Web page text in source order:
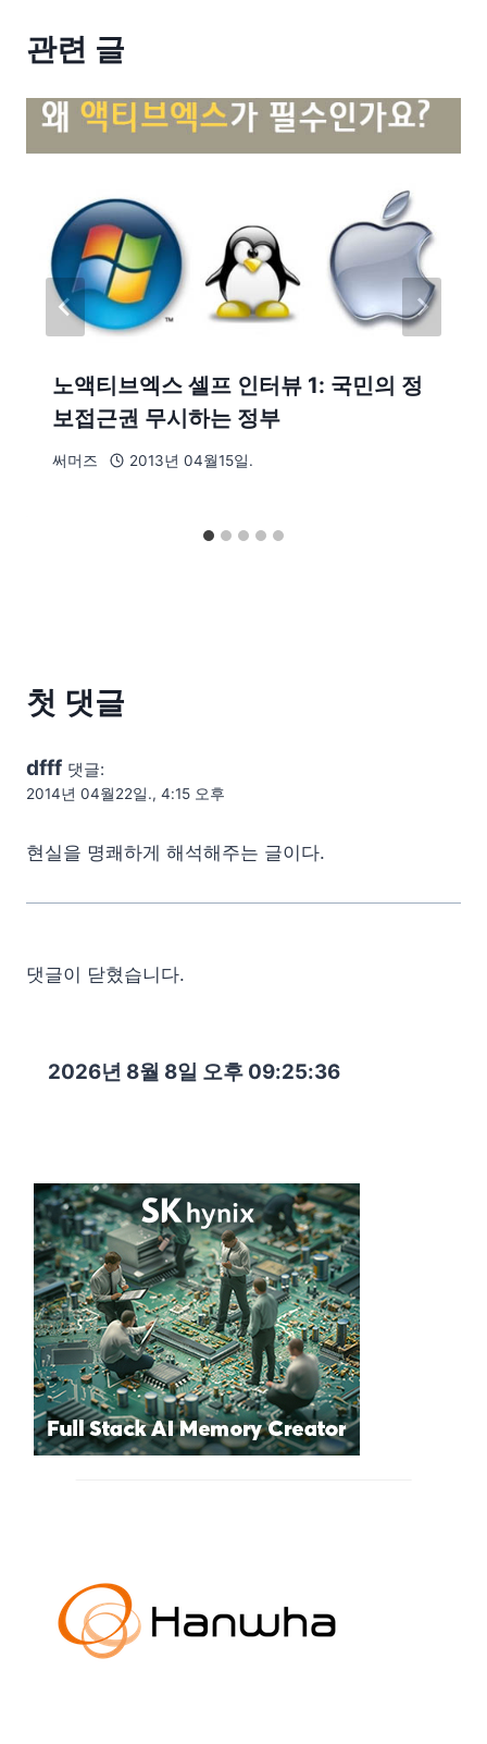
관련 글
노액티브엑스 셀프 인터뷰 1: 국민의 정
보접근권 무시하는 정부
써머즈 2013년 04월15일.
첫 댓글
dfff 댓글:
2014년 04월22일., 4:15 오후
현실을 명쾌하게 해석해주는 글이다.
댓글이 닫혔습니다.
2026년 8월 8일 오후 09:25:37